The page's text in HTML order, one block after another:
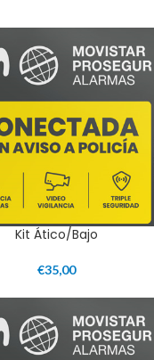
Kit Ático/Bajo
€35,00